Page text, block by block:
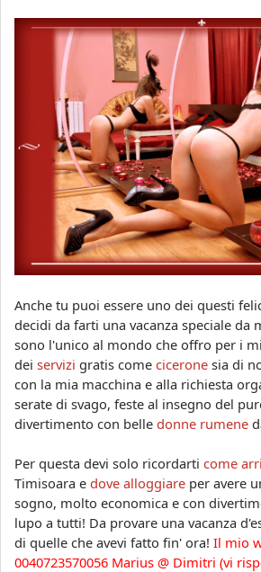
Anche tu puoi essere uno dei questi
decidi da farti una vacanza speciale da
sono l'unico al mondo che offro per i
dei servizi gratis come cicerone sia di
con la mia macchina e alla richiesta
serate di svago, feste al insegno del
divertimento con belle donne rumene
Per questa devi solo ricordarti come
Timisoara e dove alloggiare per avere
sogno, molto economica e con
lupo a tutti! Da provare una vacanza
di quelle che avevi fatto fin' ora! Il mio
0040723570056 Marius @ Dimitri (vi